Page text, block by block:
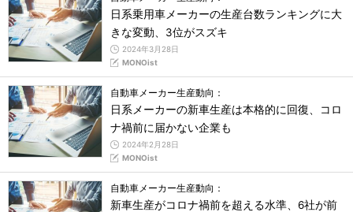
日系乗用車メーカーの生産台数ランキングに大
きな変動、3位がスズキ
2024年3月28日
MONOist
自動車メーカー生産動向：
日系メーカーの新車生産は本格的に回復、コロ
ナ禍前に届かない企業も
2024年2月28日
MONOist
自動車メーカー生産動向：
新車生産がコロナ禍前を超える水準、6社が前